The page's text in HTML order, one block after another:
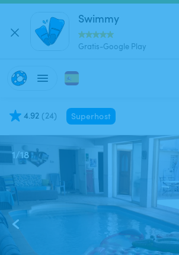
Swimmy
Gratis-Google Play
4.92 (24) Superhost
1/18